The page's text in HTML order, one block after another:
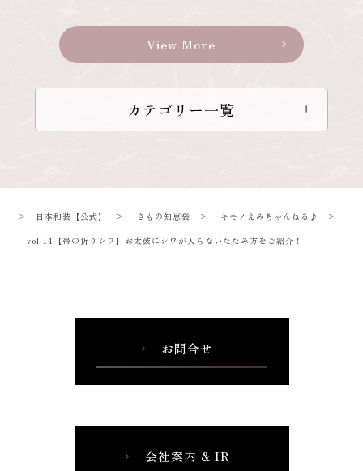
View More chevron_right
カテゴリー一覧
> 日本和装【公式】 > きもの知恵袋 > キモノえみちゃんねる♪
>
vol.14【帯の折りシワ】お太鼓にシワが入らないたたみ方をご紹介！
chevron_right お問合せ
chevron_right 会社案内 & IR